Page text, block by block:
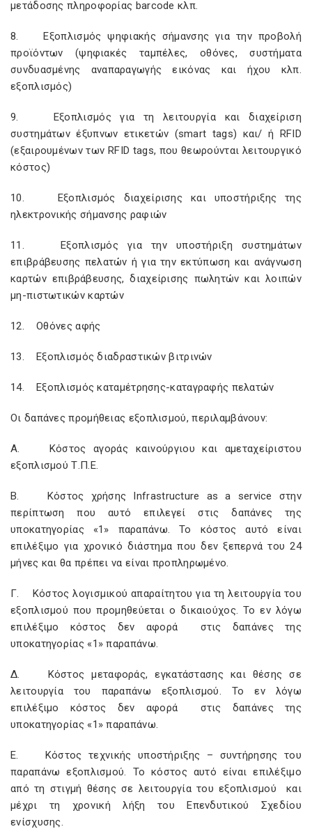
μετάδοσης πληροφορίας barcode κλπ.
8. Εξοπλισμός ψηφιακής σήμανσης για την προβολή
προϊόντων (ψηφιακές ταμπέλες, οθόνες, συστήματα
συνδυασμένης αναπαραγωγής εικόνας και ήχου κλπ.
εξοπλισμός)
9. Εξοπλισμός για τη λειτουργία και διαχείριση
συστημάτων έξυπνων ετικετών (smart tags) και/ ή RFID
(εξαιρουμένων των RFID tags, που θεωρούνται λειτουργικό
κόστος)
10. Εξοπλισμός διαχείρισης και υποστήριξης της
ηλεκτρονικής σήμανσης ραφιών
11. Εξοπλισμός για την υποστήριξη συστημάτων
επιβράβευσης πελατών ή για την εκτύπωση και ανάγνωση
καρτών επιβράβευσης, διαχείρισης πωλητών και λοιπών
μη-πιστωτικών καρτών
12. Οθόνες αφής
13. Εξοπλισμός διαδραστικών βιτρινών
14. Εξοπλισμός καταμέτρησης-καταγραφής πελατών
Οι δαπάνες προμήθειας εξοπλισμού, περιλαμβάνουν:
Α. Κόστος αγοράς καινούργιου και αμεταχείριστου
εξοπλισμού Τ.Π.Ε.
Β. Κόστος χρήσης Ιnfrastructure as a service στην
περίπτωση που αυτό επιλεγεί στις δαπάνες της
υποκατηγορίας «1» παραπάνω. Το κόστος αυτό είναι
επιλέξιμο για χρονικό διάστημα που δεν ξεπερνά του 24
μήνες και θα πρέπει να είναι προπληρωμένο.
Γ. Κόστος λογισμικού απαραίτητου για τη λειτουργία του
εξοπλισμού που προμηθεύεται ο δικαιούχος. Το εν λόγω
επιλέξιμο κόστος δεν αφορά στις δαπάνες της
υποκατηγορίας «1» παραπάνω.
Δ. Κόστος μεταφοράς, εγκατάστασης και θέσης σε
λειτουργία του παραπάνω εξοπλισμού. Το εν λόγω
επιλέξιμο κόστος δεν αφορά στις δαπάνες της
υποκατηγορίας «1» παραπάνω.
Ε. Κόστος τεχνικής υποστήριξης – συντήρησης του
παραπάνω εξοπλισμού. Το κόστος αυτό είναι επιλέξιμο
από τη στιγμή θέσης σε λειτουργία του εξοπλισμού και
μέχρι τη χρονική λήξη του Επενδυτικού Σχεδίου
ενίσχυσης.